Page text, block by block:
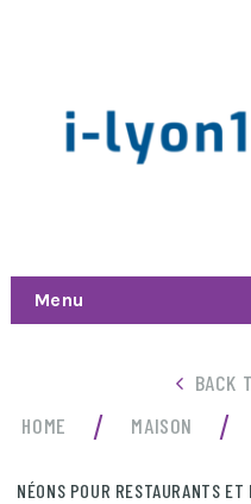
Menu
BACK
HOME
/ MAISON /
NÉONS POUR RESTAURANTS